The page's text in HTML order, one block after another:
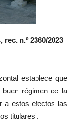
rec. n.º 2360/2023
establece que
buen régimen de la
a estos efectos las
titulares’.